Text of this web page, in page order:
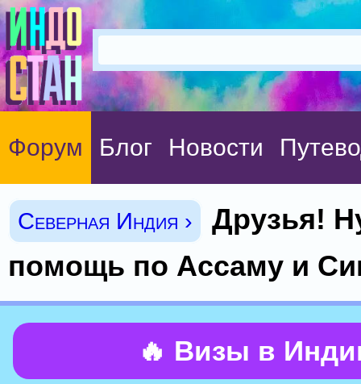
Форум Блог Новости
Северная Индия ›
Друзья!
помощь по Ассаму и
🔥 Визы в